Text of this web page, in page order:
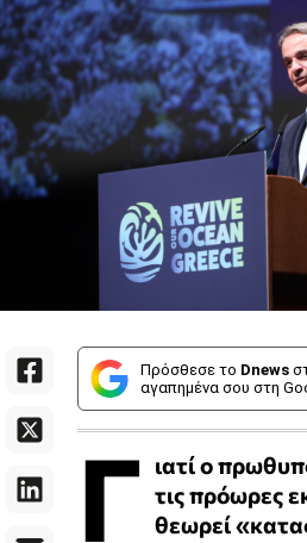
Πρόσθεσε το Dnews
αγαπημένα σου στη
Γ ιατί ο
τις πρόωρες
θεωρεί